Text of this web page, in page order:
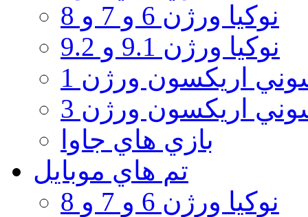
نوكيا ورژن 6 و 7 و 8
نوكيا ورژن 9.1 و 9.2
اريكسون ورژن 1
اريكسون ورژن 3
بازي هاي جاوا
تم هاي موبايل
نوكيا ورژن 6 و 7 و 8